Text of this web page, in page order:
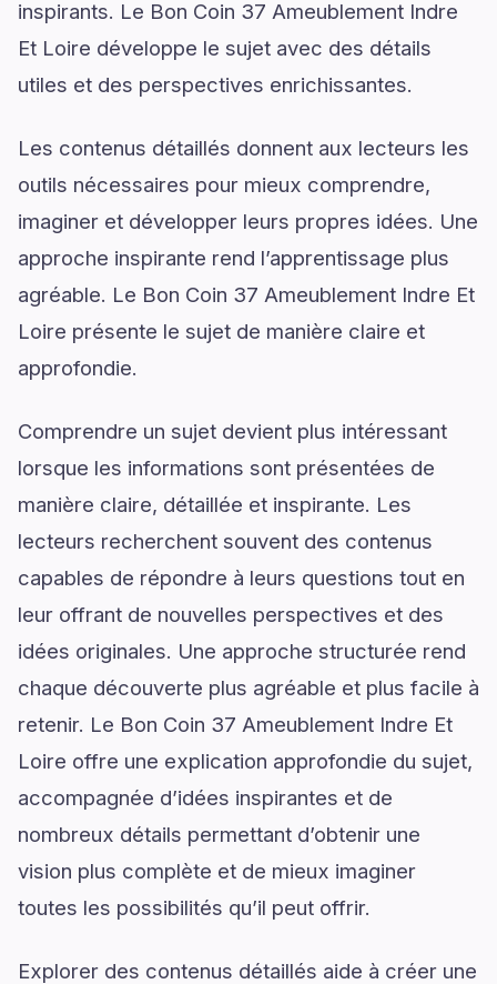
inspirants. Le Bon Coin 37 Ameublement Indre
Et Loire développe le sujet avec des détails
utiles et des perspectives enrichissantes.
Les contenus détaillés donnent aux lecteurs les
outils nécessaires pour mieux comprendre,
imaginer et développer leurs propres idées. Une
approche inspirante rend l’apprentissage plus
agréable. Le Bon Coin 37 Ameublement Indre Et
Loire présente le sujet de manière claire et
approfondie.
Comprendre un sujet devient plus intéressant
lorsque les informations sont présentées de
manière claire, détaillée et inspirante. Les
lecteurs recherchent souvent des contenus
capables de répondre à leurs questions tout en
leur offrant de nouvelles perspectives et des
idées originales. Une approche structurée rend
chaque découverte plus agréable et plus facile à
retenir. Le Bon Coin 37 Ameublement Indre Et
Loire offre une explication approfondie du sujet,
accompagnée d’idées inspirantes et de
nombreux détails permettant d’obtenir une
vision plus complète et de mieux imaginer
toutes les possibilités qu’il peut offrir.
Explorer des contenus détaillés aide à créer une